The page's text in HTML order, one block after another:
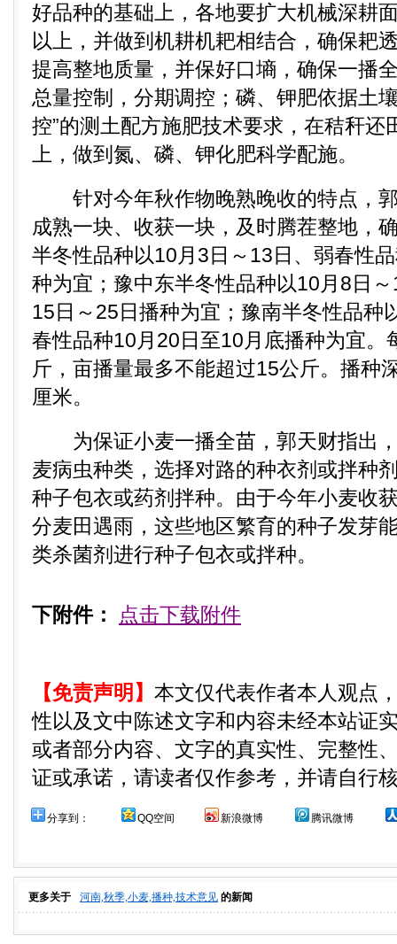
好品种的基础上，各地要扩大机械深耕
以上，并做到机耕机耙相结合，确保耙
提高整地质量，并保好口墒，确保一播
总量控制，分期调控；磷、钾肥依据土
控”的测土配方施肥技术要求，在秸秆还
上，做到氮、磷、钾化肥科学配施。
针对今年秋作物晚熟晚收的特点，郭
成熟一块、收获一块，及时腾茬整地，
半冬性品种以10月3日～13日、弱春性
种为宜；豫中东半冬性品种以10月8日
15日～25日播种为宜；豫南半冬性品种
春性品种10月20日至10月底播种为宜。
斤，亩播量最多不能超过15公斤。播种
厘米。
为保证小麦一播全苗，郭天财指出，
麦病虫种类，选择对路的种衣剂或拌种
种子包衣或药剂拌种。由于今年小麦收
分麦田遇雨，这些地区繁育的种子发芽
类杀菌剂进行种子包衣或拌种。
下附件： 点击下载附件
【免责声明】 本文仅代表作者本人观点
性以及文中陈述文字和内容未经本站证
或者部分内容、文字的真实性、完整性
证或承诺，请读者仅作参考，并请自行
分享到： QQ空间 新浪微博 腾讯微博
更多关于 河南,秋季,小麦,播种,技术意见 的新闻